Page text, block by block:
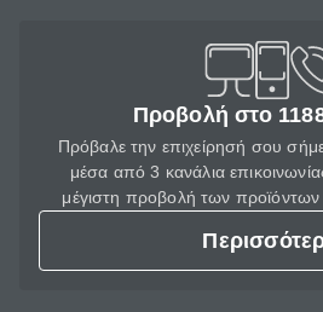
Προβολή στο
Πρόβαλε την επιχείρησή σου
μέσα από 3 κανάλια
μέγιστη προβολή των προϊόντων